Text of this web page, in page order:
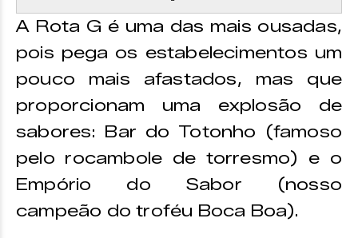
A Rota G é uma das mais ousadas,
pois pega os estabelecimentos um
pouco mais afastados, mas que
proporcionam uma explosão de
sabores: Bar do Totonho (famoso
pelo rocambole de torresmo) e o
Empório do Sabor (nosso
campeão do troféu Boca Boa).